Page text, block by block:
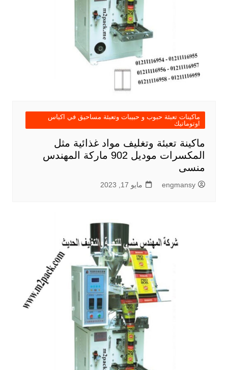
ماكينات تعبئة حبوب و حبيبات وتعبئة مساحيق في اكياس
اوتوماتيك
ماكينة تعبئة وتغليف مواد غذائية مثل
المكسرات موديل 902 ماركة المهندس
منسى
engmansy مايو 17, 2023